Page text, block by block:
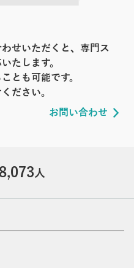
せいただくと、専門ス
たします。
とも可能です。
ださい。
お問い合わせ
人